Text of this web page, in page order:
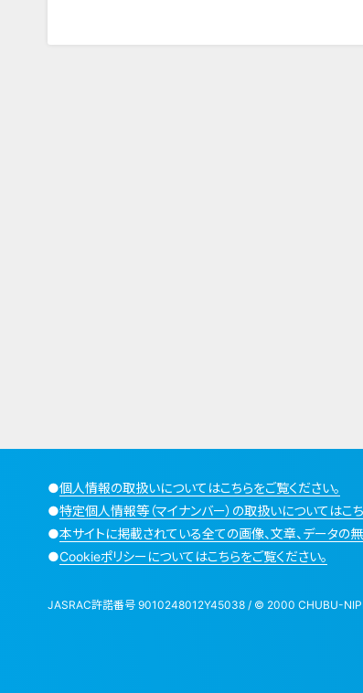
●個人情報の取扱いについてはこちらをご覧ください。
●特定個人情報等（マイナンバー）の取扱いについてはこち
●本サイトに掲載されている全ての画像、文章、データの無
●Cookieポリシーについてはこちらをご覧ください。
JASRAC許諾番号 9010248012Y45038 / © 2000 CHUBU-